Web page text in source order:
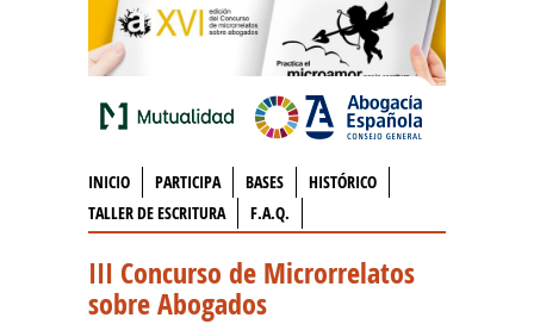
INICIO PARTICIPA BASES
HISTÓRICO
TALLER DE ESCRITURA
F.A.Q.
III Concurso de Microrrelatos
sobre Abogados